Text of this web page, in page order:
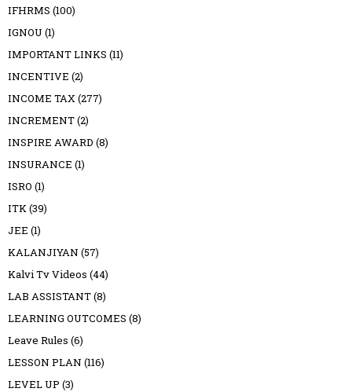
IFHRMS (100)
IGNOU (1)
IMPORTANT LINKS (11)
INCENTIVE (2)
INCOME TAX(277)
INCREMENT(2)
INSPIRE AWARD (8)
INSURANCE (1)
ISRO (1)
ITK(39)
JEE (1)
KALANJIYAN (57)
Kalvi Tv Videos (44)
LAB ASSISTANT(8)
LEARNING OUTCOMES (8)
Leave Rules (6)
LESSON PLAN (116)
LEVEL UP (3)